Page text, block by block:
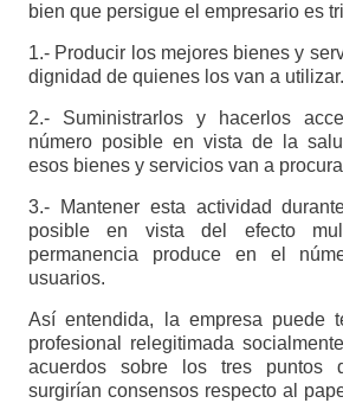
bien que persigue el empresario es
1.- Producir los mejores bienes y
dignidad de quienes los van a utilizar.
2.- Suministrarlos y hacerlos
número posible en vista de la
esos bienes y servicios van a
3.- Mantener esta actividad
posible en vista del efecto
permanencia produce en el
usuarios.
Así entendida, la empresa puede
profesional relegitimada
acuerdos sobre los tres puntos
surgirían consensos respecto al